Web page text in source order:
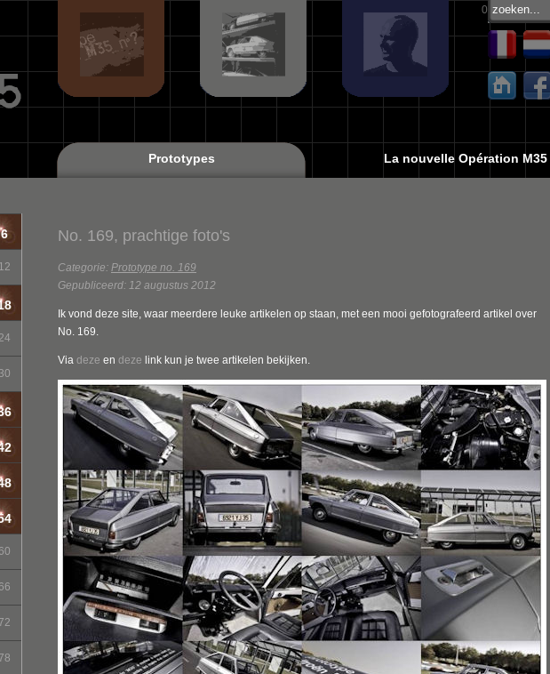
0
Prototypes La nouvelle Opération M35
6 No. 169, prachtige foto's
Categorie: Prototype no. 169
Gepubliceerd: 12 augustus 2012
Ik vond deze site, waar meerdere leuke artikelen op staan, met een mooi gefotografeerd artikel over
No. 169.
Via deze en deze link kun je twee artikelen bekijken.